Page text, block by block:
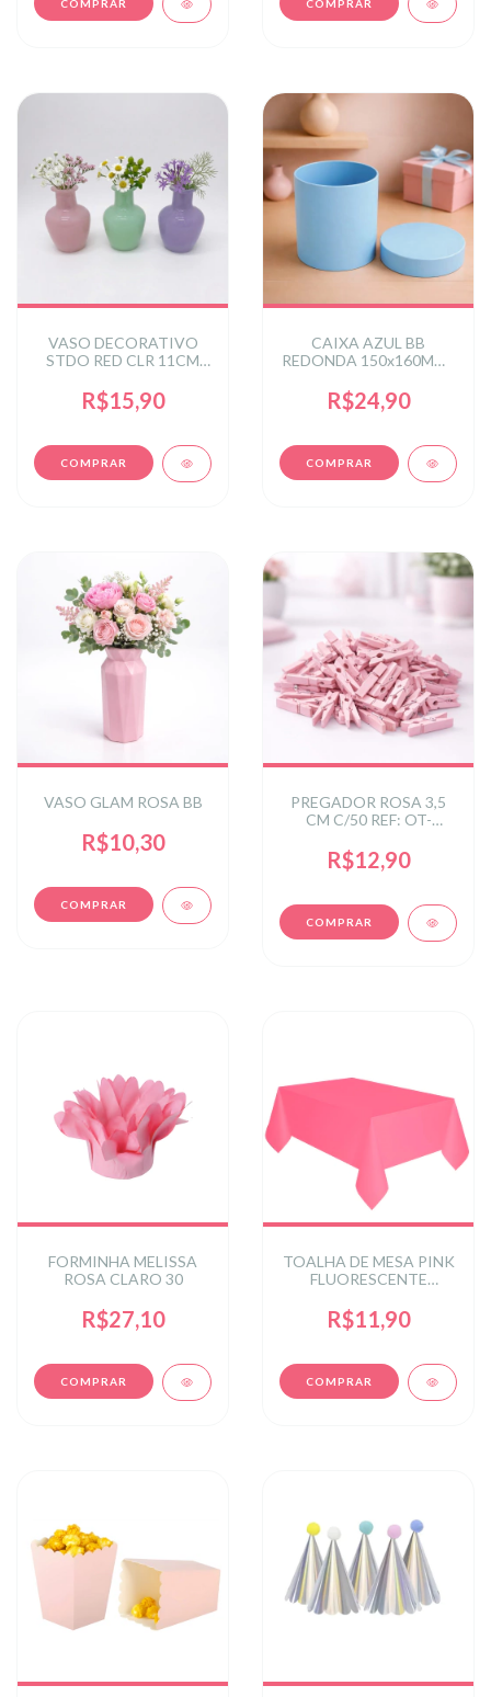
VASO DECORATIVO
STDO RED CLR 11CM
R$15,90
CAIXA AZUL BB
REDONDA 150x160MM -
R$24,90
VASO GLAM ROSA BB
R$10,30
PREGADOR ROSA 3,5
CM C/50 REF: OT-
R$12,90
FORMINHA MELISSA
ROSA CLARO 30
R$27,10
TOALHA DE MESA PINK
FLUORESCENTE
PINK
R$11,90